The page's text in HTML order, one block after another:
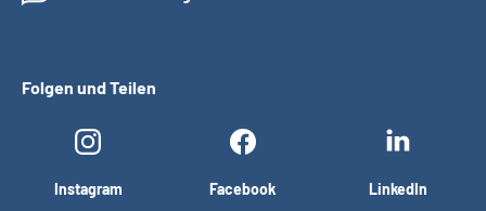
Folgen und Teilen
Instagram Facebook LinkedIn